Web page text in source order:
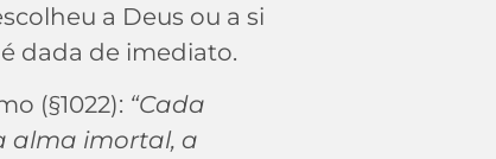
a Deus ou a si
dada de imediato.
(§1022): “Cada
alma imortal, a